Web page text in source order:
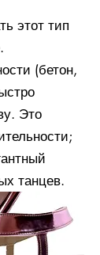
этот тип
(бетон,
Это
танцев.